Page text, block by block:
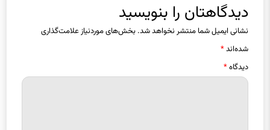
دیدگاهتان را بنویسید
نشانی ایمیل شما منتشر نخواهد شد. بخش‌های موردنیاز علامت‌گذاری
شده‌اند*
دیدگاه*